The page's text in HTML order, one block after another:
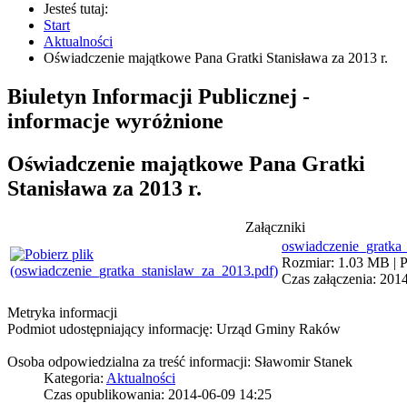
Jesteś tutaj:
Start
Aktualności
Oświadczenie majątkowe Pana Gratki Stanisława za 2013 r.
Biuletyn Informacji Publicznej -
informacje wyróżnione
Oświadczenie majątkowe Pana Gratki
Stanisława za 2013 r.
Załączniki
Rozmiar: 1.03 MB |
Czas załączenia:
Metryka informacji
Podmiot udostępniający informację: Urząd Gminy Raków
Osoba odpowiedzialna za treść informacji: Sławomir Stanek
Kategoria: Aktualności
Czas opublikowania: 2014-06-09 14:25